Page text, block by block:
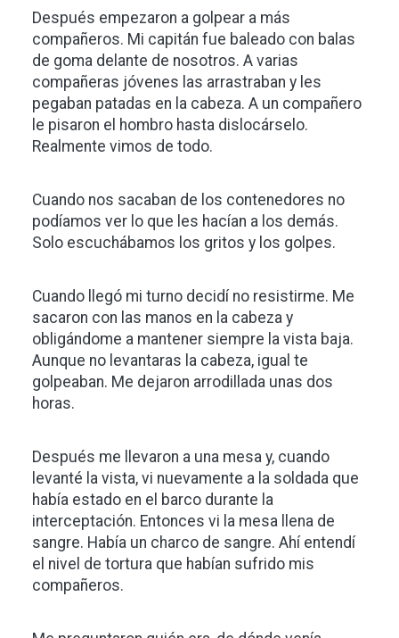
Después empezaron a golpear a más
compañeros. Mi capitán fue baleado con balas
de goma delante de nosotros. A varias
compañeras jóvenes las arrastraban y les
pegaban patadas en la cabeza. A un compañero
le pisaron el hombro hasta dislocárselo.
Realmente vimos de todo.
Cuando nos sacaban de los contenedores no
podíamos ver lo que les hacían a los demás.
Solo escuchábamos los gritos y los golpes.
Cuando llegó mi turno decidí no resistirme. Me
sacaron con las manos en la cabeza y
obligándome a mantener siempre la vista baja.
Aunque no levantaras la cabeza, igual te
golpeaban. Me dejaron arrodillada unas dos
horas.
Después me llevaron a una mesa y, cuando
levanté la vista, vi nuevamente a la soldada que
había estado en el barco durante la
interceptación. Entonces vi la mesa llena de
sangre. Había un charco de sangre. Ahí entendí
el nivel de tortura que habían sufrido mis
compañeros.